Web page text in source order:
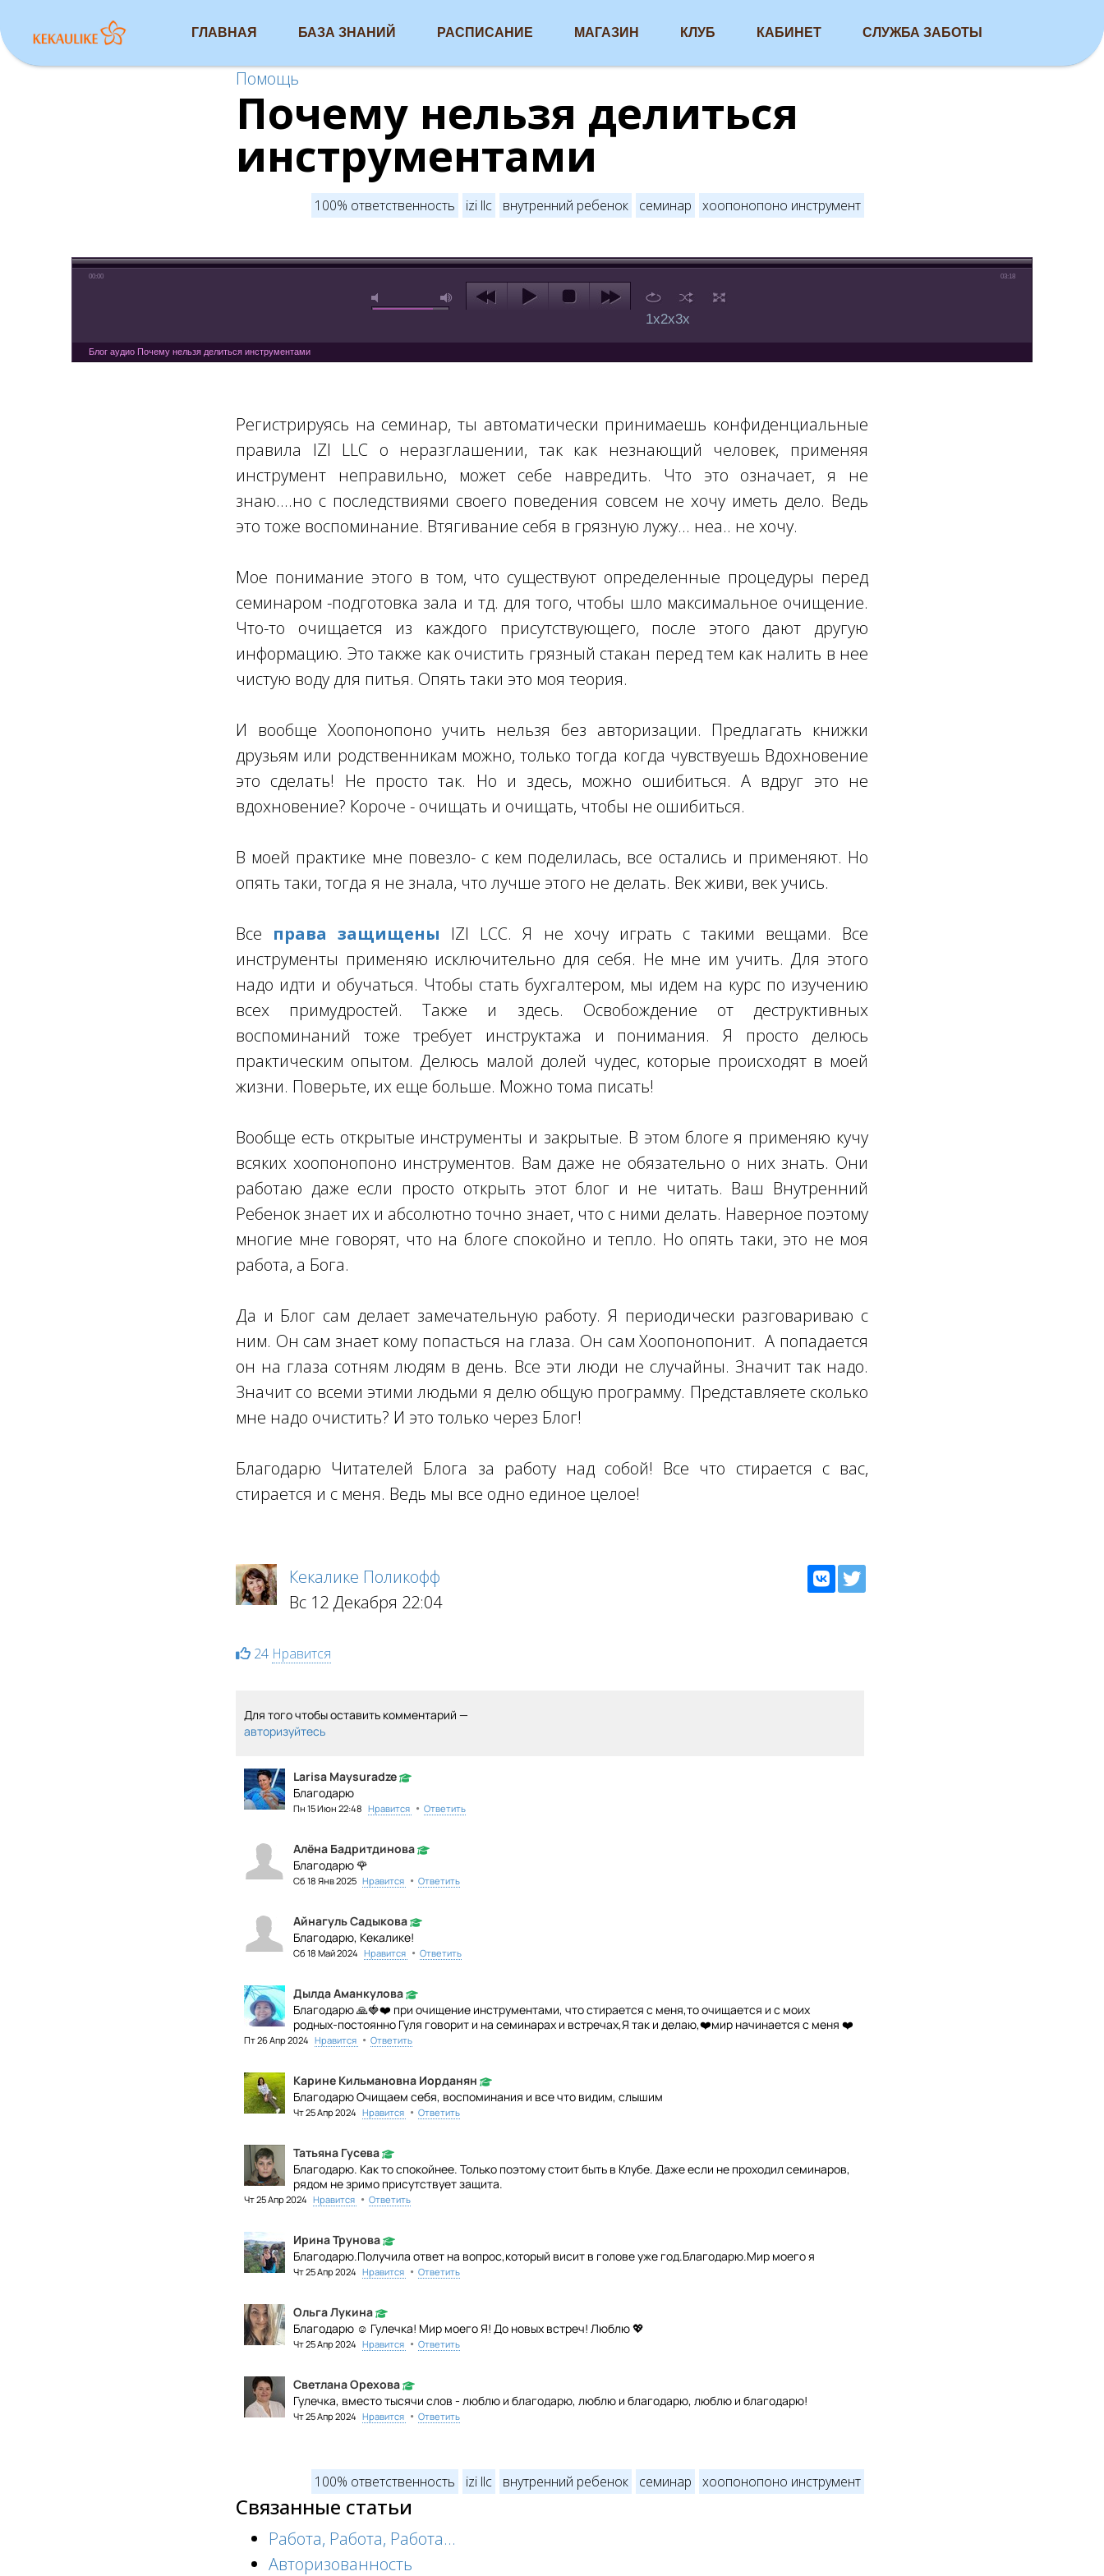
ГЛАВНАЯ БАЗА ЗНАНИЙ РАСПИСАНИЕ МАГАЗИН КЛУБ КАБИНЕТ СЛУЖБА ЗАБОТЫ
Помощь
Почему нельзя делиться
инструментами
100% ответственность izi llc внутренний ребенок семинар хоопонопоно инструмент
00:00 03:18
1x2x3x
Блог аудио Почему нельзя делиться инструментами
Регистрируясь на семинар, ты автоматически принимаешь конфиденциальные
правила IZI LLC о неразглашении, так как незнающий человек, применяя
инструмент неправильно, может себе навредить. Что это означает, я не
знаю....но с последствиями своего поведения совсем не хочу иметь дело. Ведь
это тоже воспоминание. Втягивание себя в грязную лужу... неа.. не хочу.
Мое понимание этого в том, что существуют определенные процедуры перед
семинаром -подготовка зала и тд. для того, чтобы шло максимальное очищение.
Что-то очищается из каждого присутствующего, после этого дают другую
информацию. Это также как очистить грязный стакан перед тем как налить в нее
чистую воду для питья. Опять таки это моя теория.
И вообще Хоопонопоно учить нельзя без авторизации. Предлагать книжки
друзьям или родственникам можно, только тогда когда чувствуешь Вдохновение
это сделать! Не просто так. Но и здесь, можно ошибиться. А вдруг это не
вдохновение? Короче - очищать и очищать, чтобы не ошибиться.
В моей практике мне повезло- с кем поделилась, все остались и применяют. Но
опять таки, тогда я не знала, что лучше этого не делать. Век живи, век учись.
Все права защищены IZI LCC. Я не хочу играть с такими вещами. Все
инструменты применяю исключительно для себя. Не мне им учить. Для этого
надо идти и обучаться. Чтобы стать бухгалтером, мы идем на курс по изучению
всех примудростей. Также и здесь. Освобождение от деструктивных
воспоминаний тоже требует инструктажа и понимания. Я просто делюсь
практическим опытом. Делюсь малой долей чудес, которые происходят в моей
жизни. Поверьте, их еще больше. Можно тома писать!
Вообще есть открытые инструменты и закрытые. В этом блоге я применяю кучу
всяких хоопонопоно инструментов. Вам даже не обязательно о них знать. Они
работаю даже если просто открыть этот блог и не читать. Ваш Внутренний
Ребенок знает их и абсолютно точно знает, что с ними делать. Наверное поэтому
многие мне говорят, что на блоге спокойно и тепло. Но опять таки, это не моя
работа, а Бога.
Да и Блог сам делает замечательную работу. Я периодически разговариваю с
ним. Он сам знает кому попасться на глаза. Он сам Хоопонопонит. А попадается
он на глаза сотням людям в день. Все эти люди не случайны. Значит так надо.
Значит со всеми этими людьми я делю общую программу. Представляете сколько
мне надо очистить? И это только через Блог!
Благодарю Читателей Блога за работу над собой! Все что стирается с вас,
стирается и с меня. Ведь мы все одно единое целое!
Кекалике Поликофф
Вс 12 Декабря 22:04
24 Нравится
Для того чтобы оставить комментарий —
авторизуйтесь
Larisa Maysuradze
Благодарю
Пн 15 Июн 22:48 Нравится • Ответить
Алёна Бадритдинова
Благодарю 🌹
Сб 18 Янв 2025 Нравится • Ответить
Айнагуль Садыкова
Благодарю, Кекалике!
Сб 18 Май 2024 Нравится • Ответить
Дылда Аманкулова
Благодарю 🙏🍓❤️ при очищение инструментами, что стирается с меня,то очищается и с моих
родных-постоянно Гуля говорит и на семинарах и встречах,Я так и делаю,❤️мир начинается с меня ❤️
Пт 26 Апр 2024 Нравится • Ответить
Карине Кильмановна Иорданян
Благодарю Очищаем себя, воспоминания и все что видим, слышим
Чт 25 Апр 2024 Нравится • Ответить
Татьяна Гусева
Благодарю. Как то спокойнее. Только поэтому стоит быть в Клубе. Даже если не проходил семинаров,
рядом не зримо присутствует защита.
Чт 25 Апр 2024 Нравится • Ответить
Ирина Трунова
Благодарю.Получила ответ на вопрос,который висит в голове уже год.Благодарю.Мир моего я
Чт 25 Апр 2024 Нравится • Ответить
Ольга Лукина
Благодарю ☺️ Гулечка! Мир моего Я! До новых встреч! Люблю 💖
Чт 25 Апр 2024 Нравится • Ответить
Светлана Орехова
Гулечка, вместо тысячи слов - люблю и благодарю, люблю и благодарю, люблю и благодарю!
Чт 25 Апр 2024 Нравится • Ответить
100% ответственность izi llc внутренний ребенок семинар хоопонопоно инструмент
Связанные статьи
Работа, Работа, Работа...
Авторизованность